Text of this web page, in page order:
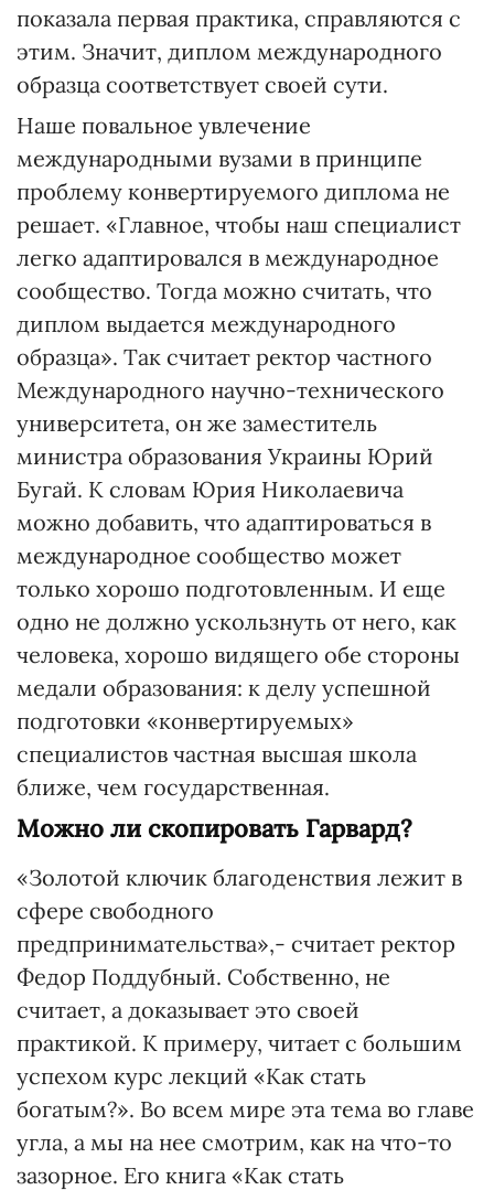
показала первая практика, справляются с
этим. Значит, диплом международного
образца соответствует своей сути.
Наше повальное увлечение
международными вузами в принципе
проблему конвертируемого диплома не
решает. «Главное, чтобы наш специалист
легко адаптировался в международное
сообщество. Тогда можно считать, что
диплом выдается международного
образца». Так считает ректор частного
Международного научно-технического
университета, он же заместитель
министра образования Украины Юрий
Бугай. К словам Юрия Николаевича
можно добавить, что адаптироваться в
международное сообщество может
только хорошо подготовленным. И еще
одно не должно ускользнуть от него, как
человека, хорошо видящего обе стороны
медали образования: к делу успешной
подготовки «конвертируемых»
специалистов частная высшая школа
ближе, чем государственная.
Можно ли скопировать Гарвард?
«Золотой ключик благоденствия лежит в
сфере свободного
предпринимательства»,- считает ректор
Федор Поддубный. Собственно, не
считает, а доказывает это своей
практикой. К примеру, читает с большим
успехом курс лекций «Как стать
богатым?». Во всем мире эта тема во главе
угла, а мы на нее смотрим, как на что-то
зазорное. Его книга «Как стать